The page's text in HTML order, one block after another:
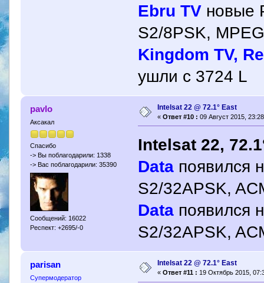
Ebru TV новые
S2/8PSK,
Kingdom TV,
ушли с 3724 L
pavlo
Аксакал
Спасибо
-> Вы поблагодарили: 1338
-> Вас поблагодарили: 35390
Сообщений: 16022
Респект: +2695/-0
Intelsat 22 @ 72.1° East
« Ответ #10 : 09 Август 2015,
Intelsat 22,
Data появился
S2/32APSK,
Data появился
S2/32APSK,
parisan
Супермодератор
Intelsat 22 @ 72.1° East
« Ответ #11 : 19 Октябрь 2015,